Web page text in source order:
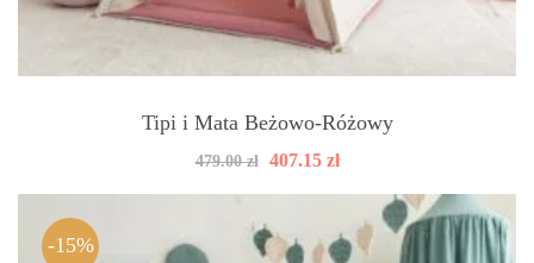
Tipi i Mata Beżowo-Różowy
479.00zł
Pierwotna
wynosiła:
407.15 złAktualna
wynosi:
407.15 zł.
-15%